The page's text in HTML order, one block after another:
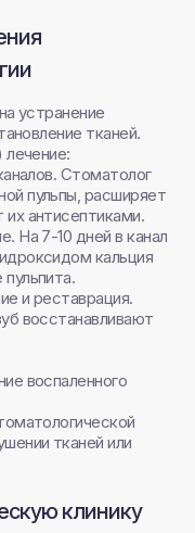
устранение
тканей.
Стоматолог
пульпы, расширяет
антисептиками.
На 7-10 дней в канал
кальция
и реставрация.
восстанавливают
воспаленного
тканей или
клинику